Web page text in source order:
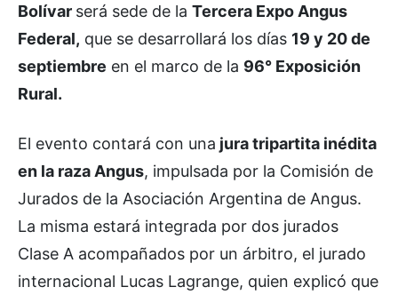
Bolívar será sede de la Tercera Expo Angus
Federal, que se desarrollará los días 19 y 20 de
septiembre en el marco de la 96° Exposición
Rural.
El evento contará con una jura tripartita inédita
en la raza Angus, impulsada por la Comisión de
Jurados de la Asociación Argentina de Angus.
La misma estará integrada por dos jurados
Clase A acompañados por un árbitro, el jurado
internacional Lucas Lagrange, quien explicó que